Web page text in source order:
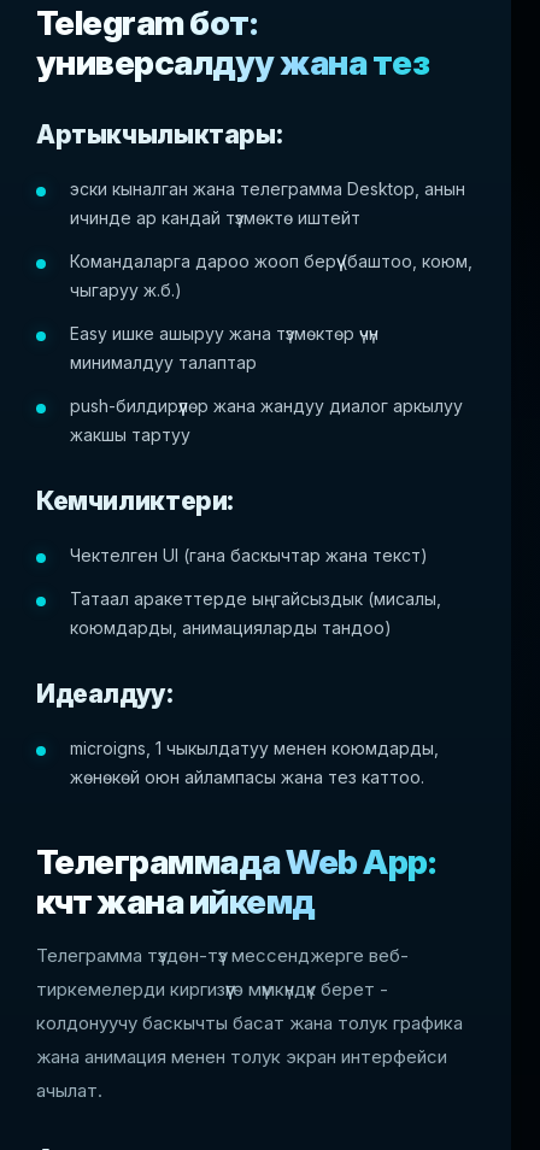
Telegram бот:
универсалдуу жана тез
Артыкчылыктары:
эски кыналган жана телеграмма Desktop, анын
ичинде ар кандай түзмөктө иштейт
Командаларга дароо жооп берүү (баштоо, коюм,
чыгаруу ж.б.)
Easy ишке ашыруу жана түзмөктөр үчүн
минималдуу талаптар
push-билдирүүлөр жана жандуу диалог аркылуу
жакшы тартуу
Кемчиликтери:
Чектелген UI (гана баскычтар жана текст)
Татаал аракеттерде ыңгайсыздык (мисалы,
коюмдарды, анимацияларды тандоо)
Идеалдуу:
microigns, 1 чыкылдатуу менен коюмдарды,
жөнөкөй оюн айлампасы жана тез каттоо.
Телеграммада Web App:
күчтүү жана ийкемдүү
Телеграмма түздөн-түз мессенджерге веб-
тиркемелерди киргизүүгө мүмкүндүк берет -
колдонуучу баскычты басат жана толук графика
жана анимация менен толук экран интерфейси
ачылат.